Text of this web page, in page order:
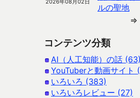
2026年08月02日
ルの聖地
⇒
コンテンツ分類
AI（人工知能）の話 (63)
YouTuberと動画サイト
いろいろ (383)
いろいろレビュー (27)